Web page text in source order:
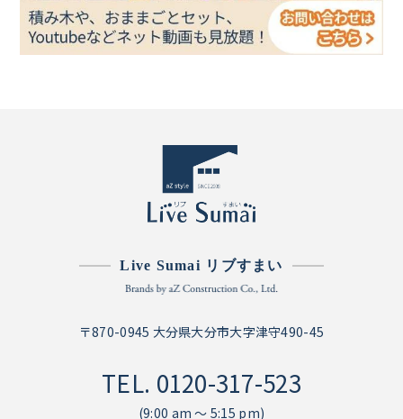
Live Sumai リブすまい
〒870-0945 大分県大分市大字津守490-45
TEL. 0120-317-523
(9:00 am ～ 5:15 pm)